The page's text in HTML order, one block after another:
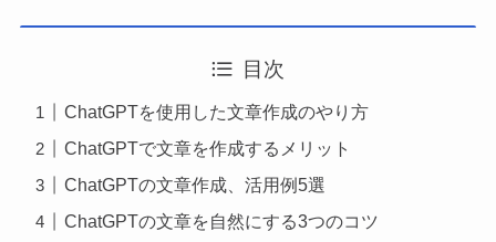
目次
ChatGPTを使用した文章作成のやり方
ChatGPTで文章を作成するメリット
ChatGPTの文章作成、活用例5選
ChatGPTの文章を自然にする3つのコツ